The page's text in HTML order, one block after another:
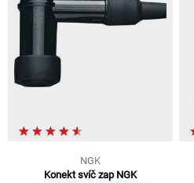
NGK
Konekt svíč zap NGK